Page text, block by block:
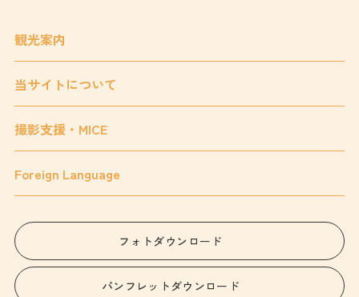
観光案内
当サイトについて
撮影支援・MICE
Foreign Language
フォトダウンロード
パンフレットダウンロード